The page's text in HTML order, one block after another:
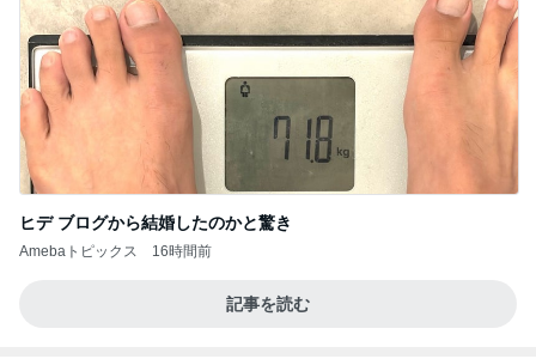
ヒデ ブログから結婚したのかと驚き
Amebaトピックス 16時間前
記事を読む